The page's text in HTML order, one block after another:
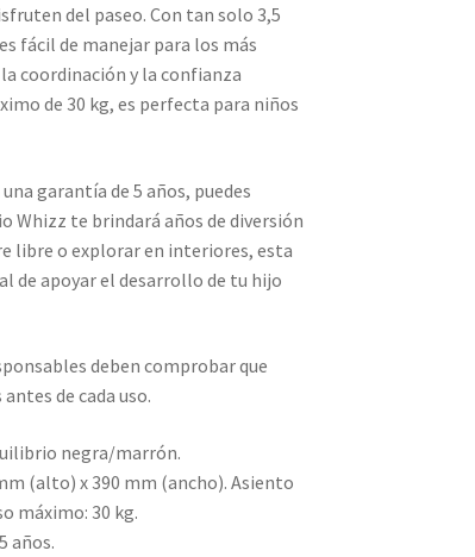
del paseo. Con tan solo 3,5
fácil de manejar para los más
coordinación y la confianza
de 30 kg, es perfecta para niños
garantía de 5 años, puedes
Whizz te brindará años de diversión
libre o explorar en interiores, esta
de apoyar el desarrollo de tu hijo
deben comprobar que
de cada uso.
negra/marrón.
(alto) x 390 mm (ancho). Asiento
máximo: 30 kg.
años.